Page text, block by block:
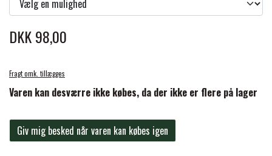
PREMIER EQUINE SADEL TILBEHØR
PREMIER EQUINE SADELUNDERLAG
FORAN EQUINE
HAPPY MOUTH
HEVARI
DKK 98,00
Fragt omk. tillægges
Varen kan desværre ikke købes, da der ikke er flere på lager
Giv mig besked når varen kan købes igen